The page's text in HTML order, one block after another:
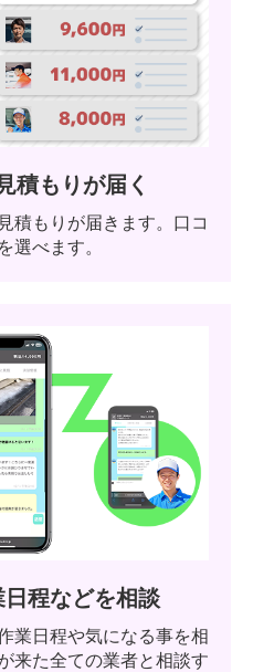
積もりが届く
積もりが届きます。口コ
選べます。
程などを相談
業日程や気になる事を相
来た全ての業者と相談す